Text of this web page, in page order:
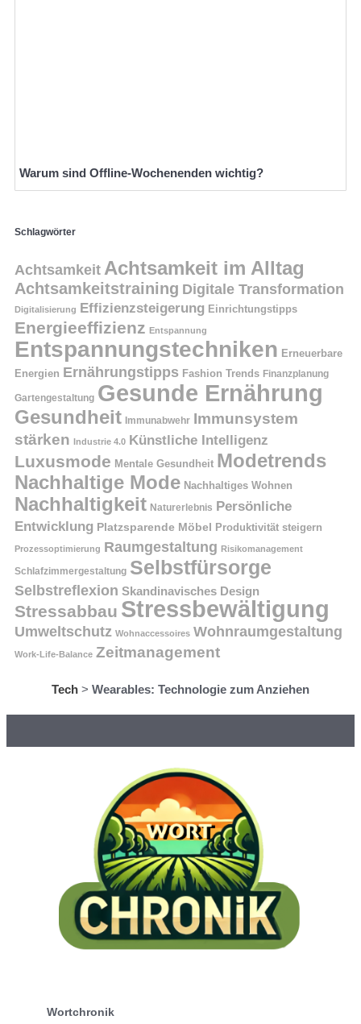
Warum sind Offline-Wochenenden wichtig?
Schlagwörter
Achtsamkeit Achtsamkeit im Alltag
Achtsamkeitstraining Digitale Transformation
Digitalisierung Effizienzsteigerung Einrichtungstipps
Energieeffizienz Entspannung
Entspannungstechniken Erneuerbare
Energien Ernährungstipps Fashion Trends Finanzplanung
Gartengestaltung Gesunde Ernährung
Gesundheit Immunabwehr Immunsystem
stärken
Industrie 4.0 Künstliche Intelligenz
Luxusmode Mentale Gesundheit Modetrends
Nachhaltige Mode Nachhaltiges Wohnen
Nachhaltigkeit Naturerlebnis Persönliche
Entwicklung Platzsparende Möbel Produktivität steigern
Prozessoptimierung Raumgestaltung Risikomanagement
Schlafzimmergestaltung Selbstfürsorge
Selbstreflexion Skandinavisches Design
Stressabbau Stressbewältigung
Umweltschutz Wohnaccessoires Wohnraumgestaltung
Work-Life-Balance Zeitmanagement
Tech > Wearables: Technologie zum Anziehen
Wortchronik